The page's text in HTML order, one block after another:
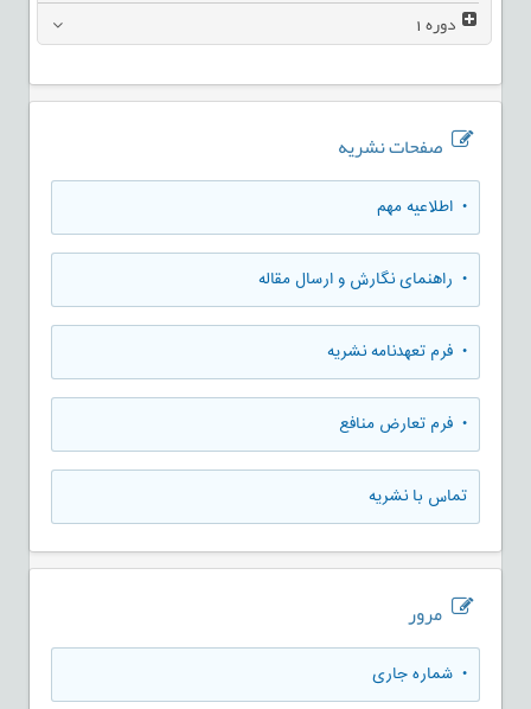
دوره1
صفحات نشریه
• اطلاعیه مهم
• راهنمای نگارش و ارسال مقاله
• فرم تعهدنامه نشریه
• فرم تعارض منافع
تماس با نشریه
مرور
• شماره جاری